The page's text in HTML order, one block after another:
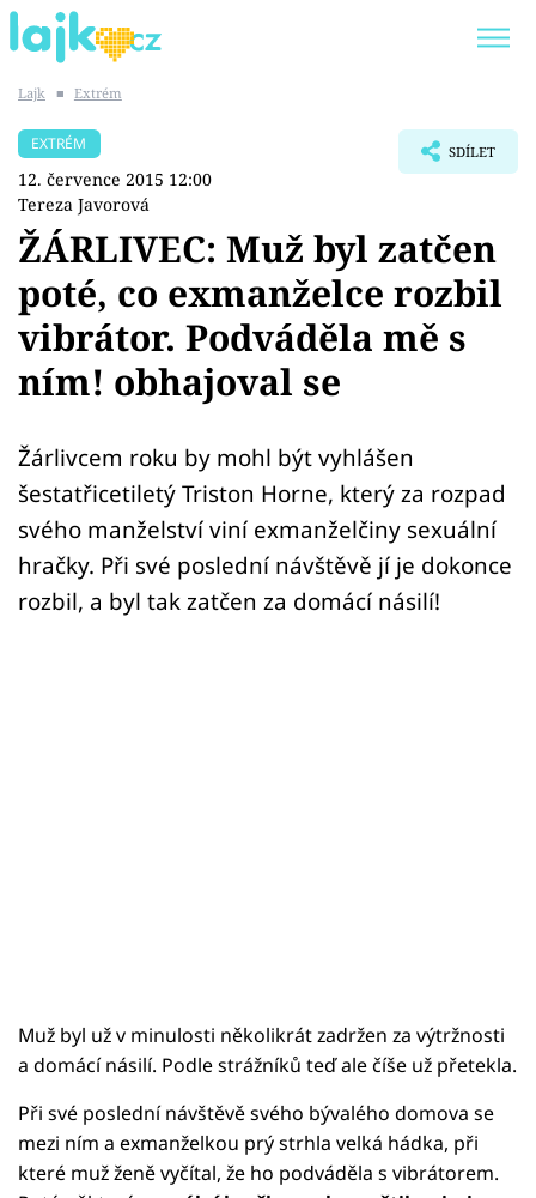
SHOPAHOLICADEL
Témata
Showbyznys
Virály
Sex a vztahy
Videa
Lajk ■ Extrém
EXTRÉM
12. července 2015 12:00
Tereza Javorová
SDÍLET
ŽÁRLIVEC: Muž byl zatčen
poté, co exmanželce rozbil
vibrátor. Podváděla mě s
ním! obhajoval se
Žárlivcem roku by mohl být vyhlášen
šestatřicetiletý Triston Horne, který za rozpad
svého manželství viní exmanželčiny sexuální
hračky. Při své poslední návštěvě jí je dokonce
rozbil, a byl tak zatčen za domácí násilí!
Muž byl už v minulosti několikrát zadržen za výtržnosti
a domácí násilí. Podle strážníků teď ale číše už přetekla.
Při své poslední návštěvě svého bývalého domova se
mezi ním a exmanželkou prý strhla velká hádka, při
které muž ženě vyčítal, že ho podváděla s vibrátorem.